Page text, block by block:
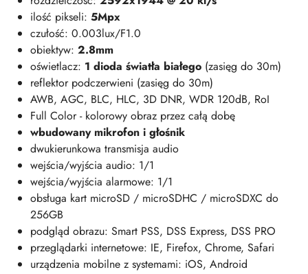
ilość pikseli: 5Mpx
czułość: 0.003lux/F1.0
obiektyw: 2.8mm
oświetlacz: 1 dioda światła białego (zasięg do 30m)
reflektor podczerwieni (zasięg do 30m)
AWB, AGC, BLC, HLC, 3D DNR, WDR 120dB, RoI
Full Color - kolorowy obraz przez całą dobę
wbudowany mikrofon i głośnik
dwukierunkowa transmisja audio
wejścia/wyjścia audio: 1/1
wejścia/wyjścia alarmowe: 1/1
obsługa kart microSD / microSDHC / microSDXC do
256GB
podgląd obrazu: Smart PSS, DSS Express, DSS PRO
przeglądarki internetowe: IE, Firefox, Chrome, Safari
urządzenia mobilne z systemami: iOS, Android